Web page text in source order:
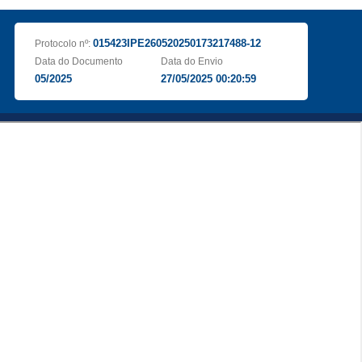
Protocolo nº: 015423IPE260520250173217488-12
Data do Documento
05/2025
Data do Envio
27/05/2025 00:20:59